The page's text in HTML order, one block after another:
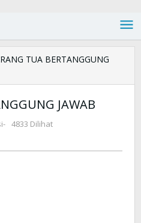
TUA BERTANGGUNG
JAWAB
- 4833 Dilihat